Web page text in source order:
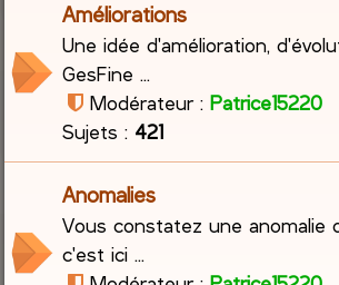
Améliorations
Une idée d'amélioration,
GesFine ...
Modérateur : Patrice15220
Sujets : 421
Anomalies
Vous constatez une anomalie
c'est ici ...